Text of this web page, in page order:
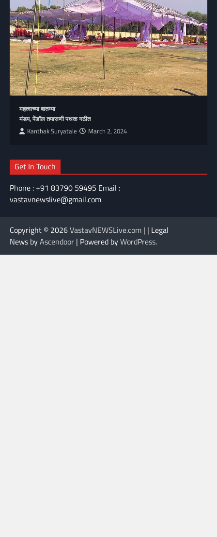
महत्वाच्या बातम्या
मंडप, पेंडॉल तपासणी पथक गठीत
Kanthak Suryatale March 2, 2024
Get In Touch
Phone : +91 83790 59495 Email :
vastavnewslive@gmail.com
Copyright © 2026VastavNEWSLive.com | | Legal
News byAscendoor | Powered byWordPress.